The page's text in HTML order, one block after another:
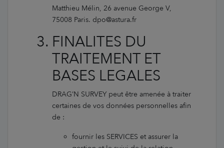
Matthieu Mélin, 26 avenue George V,
75008 Paris. dpo@astura.fr
FINALITES DU
TRAITEMENT ET
BASES LEGALES
DRAG’N SURVEY peut être amenée à traiter
certaines de vos données personnelles afin
de :
fournir les SERVICES et assurer la